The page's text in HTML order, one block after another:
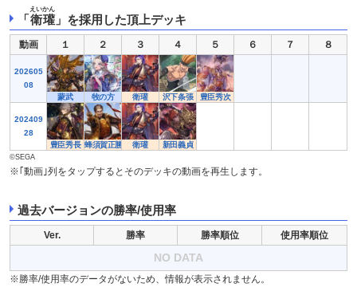
「衛瓘
えいかん
」を採用した頂上デッキ
動画 １ ２ ３ ４ ５ ６ ７ ８
202605
08
蒙武
牧の方 衛瓘 沢下条張 豊臣秀次
202409
28
豊臣秀長 蜂須賀正勝 衛瓘 新田義貞
©SEGA
※｢動画｣列をタップするとそのデッキの動画を再生します。
過去バージョンの勝率/使用率
Ver. 勝率 勝率順位 使用率順位
NO DATA
※勝率/使用率のデータがないため、情報が表示されません。